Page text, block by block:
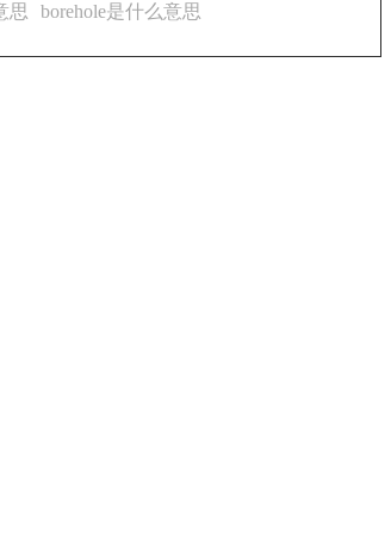
思
borehole是什么意思